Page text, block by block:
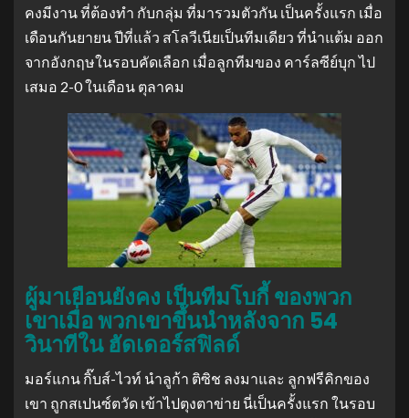
คงมีงาน ที่ต้องทํา กับกลุ่ม ที่มารวมตัวกัน เป็นครั้งแรก เมื่อ
เดือนกันยายน ปีที่แล้ว สโลวีเนียเป็นทีมเดียว ที่นําแต้ม ออก
จากอังกฤษในรอบคัดเลือก เมื่อลูกทีมของ คาร์ลซีย์บุก ไป
เสมอ 2-0 ในเดือน ตุลาคม
ผู้มาเยือนยังคง เป็นทีมโบกี้ ของพวก
เขาเมื่อ พวกเขาขึ้นนําหลังจาก 54
วินาทีใน ฮัดเดอร์สฟิลด์
มอร์แกน กิ๊บส์-ไวท์ นําลูก้า ติซิช ลงมาและ ลูกฟรีคิกของ
เขา ถูกสเปนซ์ตวัด เข้าไปตุงตาข่าย นี่เป็นครั้งแรก ในรอบ